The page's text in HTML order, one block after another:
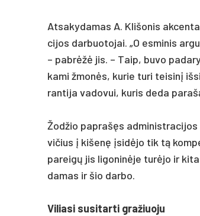
At­sa­ky­da­mas A. Kli­šo­nis
ci­jos dar­buo­to­jai. „O es­mi­nis
– pa­brėžė jis. – Taip, bu­vo
ka­mi žmonės, ku­rie tu­ri tei­sinį
ran­ti­ja va­do­vui, ku­ris de­da
Žod­žio pa­prašęs
vi­čius į ki­šenę įsidė­jo tik tą
pa­reigų jis li­go­ninė­je turė­jo ir
da­mas ir šio dar­bo.
Vi­lia­si su­si­tar­ti gra­žiuo­ju